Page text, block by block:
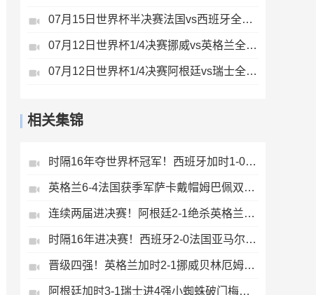
07月15日世界杯半决赛法国vs西班牙全场录像
07月12日世界杯1/4决赛挪威vs英格兰全场录像
07月12日世界杯1/4决赛阿根廷vs瑞士全场录像
相关集锦
时隔16年夺世界杯冠军！西班牙加时1-0阿根廷费兰制胜恩佐染红
英格兰6-4法国获季军萨卡戴帽姆巴佩双响创纪录奥利塞2助+失良机
连续两届进决赛！阿根廷2-1绝杀英格兰劳塔罗恩佐破门梅西两助攻
时隔16年进决赛！西班牙2-0法国亚马尔造点奥亚萨瓦尔、波罗破门
晋级四强！英格兰加时2-1挪威贝林厄姆连场双响谢尔德鲁普破门
阿根廷加时3-1瑞士进4强小蜘蛛破门梅西助攻麦卡恩博洛假摔染红